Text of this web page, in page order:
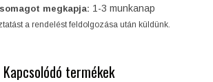
megkapja: 1-3 munkanap
a rendelést feldolgozása után küldünk.
Kapcsolódó termékek